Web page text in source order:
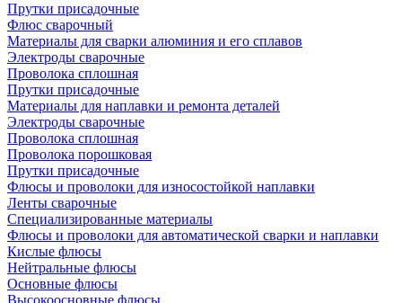
Прутки присадочные
Флюс сварочный
Материалы для сварки алюминия и его сплавов
Электроды сварочные
Проволока сплошная
Прутки присадочные
Материалы для наплавки и ремонта деталей
Электроды сварочные
Проволока сплошная
Проволока порошковая
Прутки присадочные
Флюсы и проволоки для износостойкой наплавки
Ленты сварочные
Специализированные материалы
Флюсы и проволоки для автоматической сварки и наплавки
Кислые флюсы
Нейтральные флюсы
Основные флюсы
Высокоосновные флюсы